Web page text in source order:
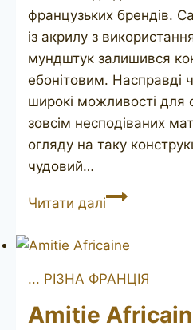
французьких брендів.
із акрилу з
мундштук залишився
ебонітовим. Насправді
широкі можливості для
зовсім несподіваних
огляду на таку
чудовий…
Читати даліROPP
... РІЗНА ФРАНЦІЯ
Amitie